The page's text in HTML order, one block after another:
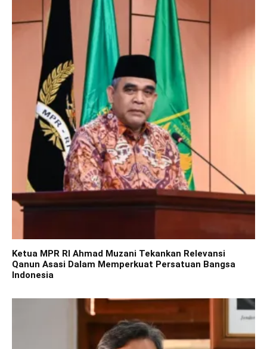
Ketua MPR RI Ahmad Muzani Tekankan Relevansi
Qanun Asasi Dalam Memperkuat Persatuan Bangsa
Indonesia